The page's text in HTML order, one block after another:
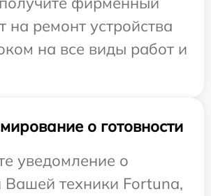
на ремонт устройства
на все виды работ и
о готовности
уведомление о
Вашей техники Fortuna,